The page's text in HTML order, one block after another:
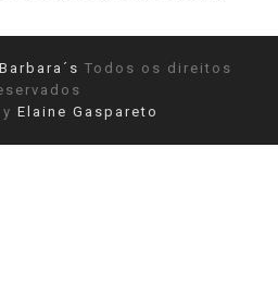
Todos os direitos
Elaine Gaspareto